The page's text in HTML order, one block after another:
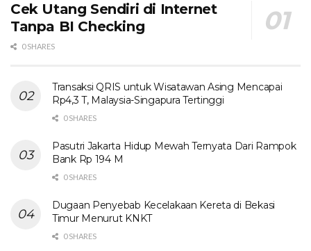
Cek Utang Sendiri di Internet
Tanpa BI Checking
0 SHARES
Transaksi QRIS untuk Wisatawan Asing Mencapai
Rp4,3 T, Malaysia-Singapura Tertinggi
0 SHARES
Pasutri Jakarta Hidup Mewah Ternyata Dari Rampok
Bank Rp 194 M
0 SHARES
Dugaan Penyebab Kecelakaan Kereta di Bekasi
Timur Menurut KNKT
0 SHARES